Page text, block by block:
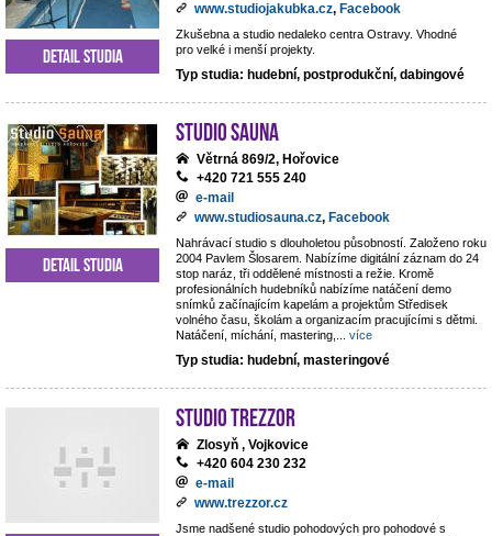
www.studiojakubka.cz, Facebook
Zkušebna a studio nedaleko centra Ostravy. Vhodné
pro velké i menší projekty.
Typ studia: hudební, postprodukční, dabingové
Detail studia
Studio Sauna
Větrná 869/2, Hořovice
+420 721 555 240
e-mail
www.studiosauna.cz, Facebook
Nahrávací studio s dlouholetou působností. Založeno roku
2004 Pavlem Šlosarem. Nabízíme digitální záznam do 24
stop naráz, tři oddělené místnosti a režie. Kromě
profesionálních hudebníků nabízíme natáčení demo
snímků začínajícím kapelám a projektům Středisek
volného času, školám a organizacím pracujícími s dětmi.
Natáčení, míchání, mastering,
více
Typ studia: hudební, masteringové
Detail studia
STUDIO TREZZOR
Zlosyň , Vojkovice
+420 604 230 232
e-mail
www.trezzor.cz
Jsme nadšené studio pohodových pro pohodové s